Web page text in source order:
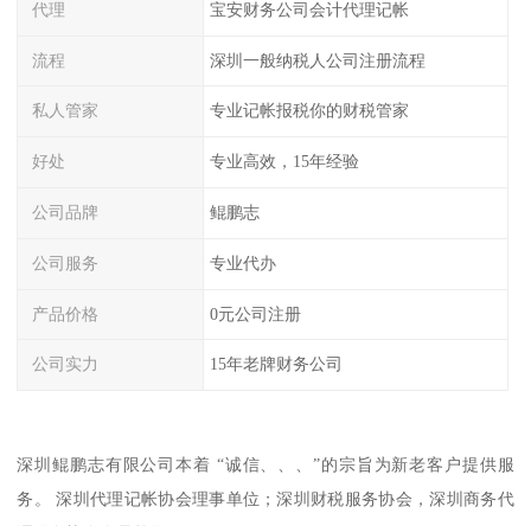
代理 宝安财务公司会计代理记帐
流程 深圳一般纳税人公司注册流程
私人管家 专业记帐报税你的财税管家
好处 专业高效，15年经验
公司品牌 鲲鹏志
公司服务 专业代办
产品价格 0元公司注册
公司实力 15年老牌财务公司
深圳鲲鹏志有限公司本着 “诚信、、、”的宗旨为新老客户提供服
务。 深圳代理记帐协会理事单位；深圳财税服务协会，深圳商务代